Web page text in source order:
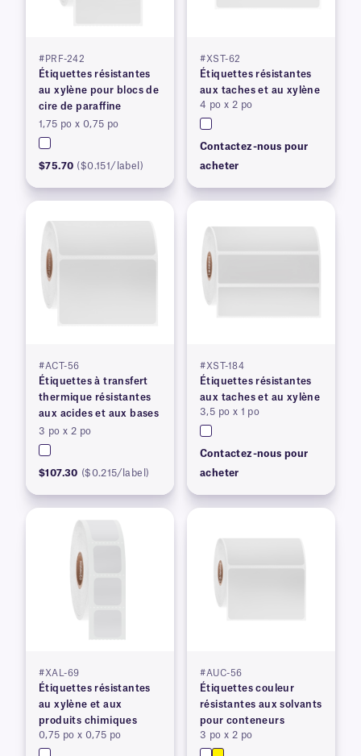
#PRF-242
Étiquettes résistantes
au xylène pour blocs de
cire de paraffine
1,75 po x 0,75 po
$75.70 ($0.151/label)
#XST-62
Étiquettes résistantes
aux taches et au xylène
4 po x 2 po
Contactez-nous pour
acheter
#ACT-56
Étiquettes à transfert
thermique résistantes
aux acides et aux bases
3 po x 2 po
$107.30 ($0.215/label)
#XST-184
Étiquettes résistantes
aux taches et au xylène
3,5 po x 1 po
Contactez-nous pour
acheter
#XAL-69
Étiquettes résistantes
au xylène et aux
produits chimiques
0,75 po x 0,75 po
#AUC-56
Étiquettes couleur
résistantes aux solvants
pour conteneurs
3 po x 2 po